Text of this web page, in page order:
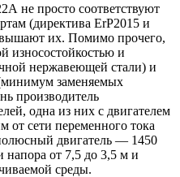
не просто соответствуют
(директива ErP2015 и
их. Помимо прочего,
износостойкостью и
нержавеющей стали) и
заменяемых
производитель
одна из них с двигателем
сети переменного тока
двигатель — 1450
от 7,5 до 3,5 м и
среды.